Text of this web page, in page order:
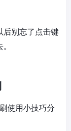
后别忘了点击键